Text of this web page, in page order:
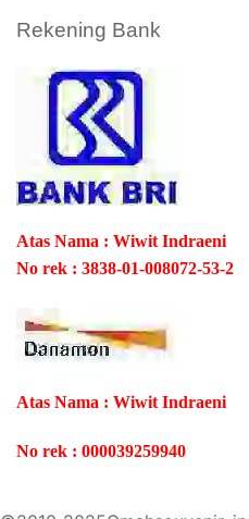
Rekening Bank
Atas Nama : Wiwit Indraeni
No rek : 3838-01-008072-53-2
Atas Nama : Wiwit Indraeni
No rek : 000039259940